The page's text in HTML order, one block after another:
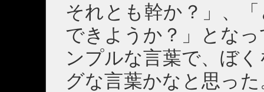
それとも幹か？」、
できようか？」とな
ンプルな言葉で、ぼ
グな言葉かなと思っ